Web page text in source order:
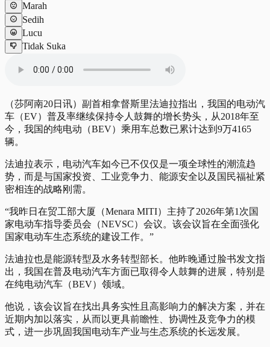
Marah
Sedih
Lucu
Tidak Suka
（莎阿南20日讯）副首相拿督斯里法迪拉指出，我国的电动汽
车（EV）普及率继续保持令人鼓舞的增长势头，从2018年至
今，我国的纯电动（BEV）乘用车总数已累计达到9万4165
辆。
法迪拉表示，电动汽车如今已不仅仅是一项全球性的潮流趋
势，而是与国家投资、工业竞争力、能源安全以及国民福祉紧
密相连的战略刚需。
“我昨日在贸工部大厦（Menara MITI）主持了2026年第1次国
家电动车指导委员会（NEVSC）会议。该会议旨在全面强化
国家电动车生态系统的建设工作。”
法迪拉也是能源转型及水务转型部长。他昨晚通过脸书发文指
出，我国在普及电动汽车方面已取得令人鼓舞的进展，特别是
在纯电动汽车（BEV）领域。
他说，该会议旨在找出具务实性且高影响力的解决方案，并在
近期内加以落实，从而以更具前瞻性、协调性及竞争力的模
式，进一步巩固我国电动车产业与生态系统的长远发展。